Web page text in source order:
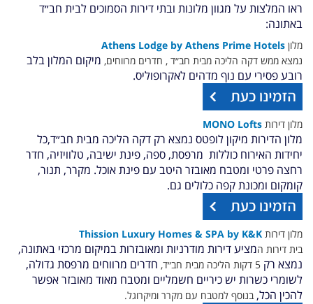
ראו המלצות על מגוון מלונות ובתי דירות הסמוכים לבית חב״ד
באתונה:
מלון
נמצא ממש דקה הליכה מבית חב״ד , חדרים מרווחים, מיקום המלון בלב
רובע פסירי עם נוף מדהים לאקרופוליס.
מלון דירות MONO Lofts
מלון הדירות מיקון לופטס נמצא רק דקה הליכה מבית חב״ד,כל
יחידות האירוח כוללות מרפסת, ספה, פינת ישיבה, טלוויזיה, חדר
רחצה פרטי ומטבח מאובזר היטב עם פינת אוכל. מקרר, תנור,
קומקום ומכונת קפה כלולים גם.
מלון דירות Thission Luxury Homes & SPA by K&K
בית דירות המציע דירות מודרניות ומאובזרות במיקום מרכזי באתונה,
נמצא רק 5 דקות הליכה מבית חב״ד,
חדרים מרווחים מרפסת גדולה,
לשומרי כשרות יש כיריים חשמליים ומטבח מאוד מאובזר אפשר
להכין הכל, בנוסף למטבח עם מקרר ומיקרוגל.